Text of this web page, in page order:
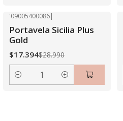
'09005400086|
Portavela Sicilia Plus
Gold
$17.394$28.990
Cantidad